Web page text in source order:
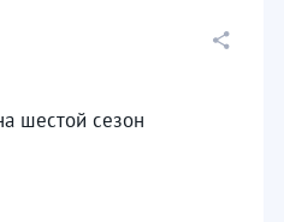
шестой сезон